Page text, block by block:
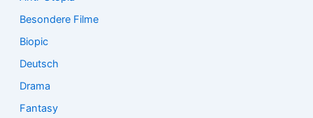
Besondere Filme
Biopic
Deutsch
Drama
Fantasy